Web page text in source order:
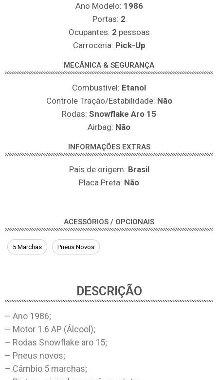
Ano Modelo: 1986
Portas: 2
Ocupantes: 2 pessoas
Carroceria: Pick-Up
MECÂNICA & SEGURANÇA
Combustível: Etanol
Controle Tração/Estabilidade: Não
Rodas: Snowflake Aro 15
Airbag: Não
INFORMAÇÕES EXTRAS
País de origem: Brasil
Placa Preta: Não
ACESSÓRIOS / OPCIONAIS
5 Marchas Pneus Novos
DESCRIÇÃO
– Ano 1986;
– Motor 1.6 AP (Álcool);
– Rodas Snowflake aro 15;
– Pneus novos;
– Câmbio 5 marchas;